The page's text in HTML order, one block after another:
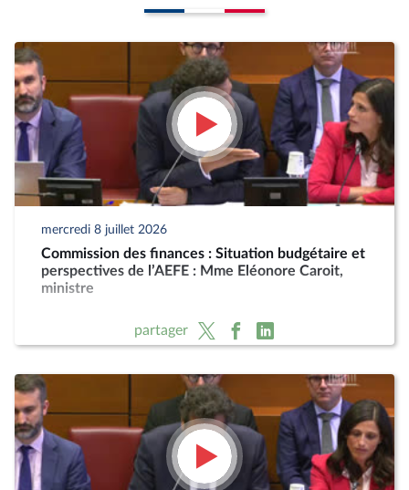
mercredi 8 juillet 2026
Commission des finances : Situation budgétaire et
perspectives de l’AEFE : Mme Eléonore Caroit,
ministre
partager